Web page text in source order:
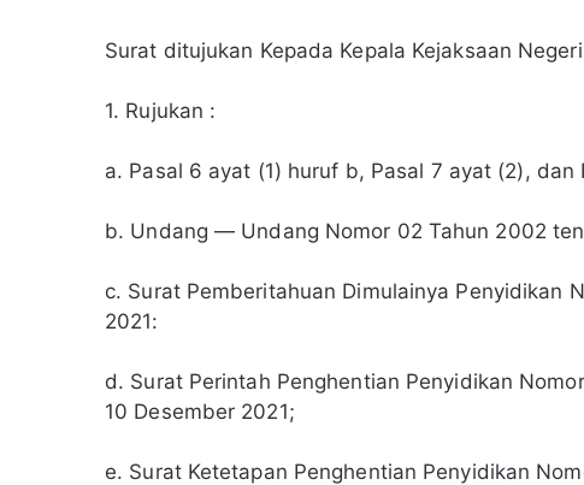
Surat ditujukan Kepada Kepala Kejaksaan
1. Rujukan :
a. Pasal 6 ayat (1) huruf b, Pasal 7 ayat (2),
b. Undang — Undang Nomor 02 Tahun 2002
c. Surat Pemberitahuan Dimulainya Penyidikan
2021:
d. Surat Perintah Penghentian Penyidikan
10 Desember 2021;
e. Surat Ketetapan Penghentian Penyidikan